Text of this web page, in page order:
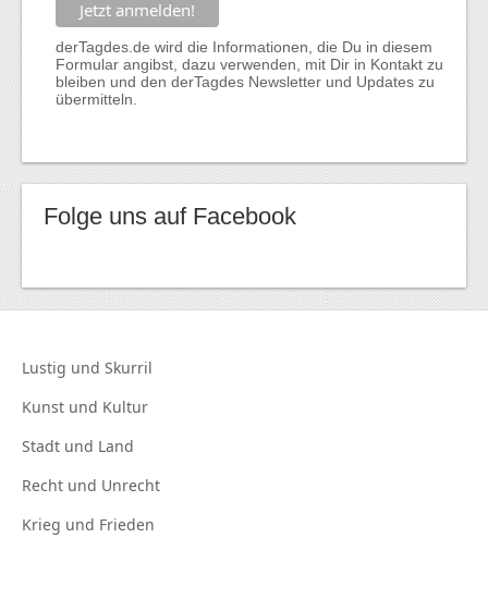
derTagdes.de wird die Informationen, die Du in diesem
Formular angibst, dazu verwenden, mit Dir in Kontakt zu
bleiben und den derTagdes Newsletter und Updates zu
übermitteln.
Folge uns auf Facebook
Lustig und Skurril
Kunst und Kultur
Stadt und Land
Recht und Unrecht
Krieg und Frieden